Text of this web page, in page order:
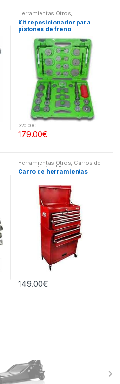
Herramientas Otros,
Herramientas Frenos y
Refrigeración
Kit reposicionador para
pistones de freno
179.00€
320.00€
Herramientas Otros, Carros de
Herramientas | Bancos
Carro de herramientas
149.00€